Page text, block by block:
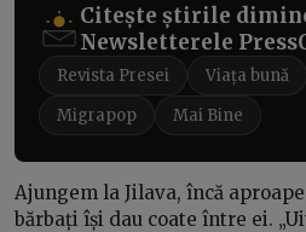
Citește știrile
Newsletterele
Revista Presei
Viața bună
Migrapop
Mai Bine
Ajungem la Jilava, încă
bărbați își dau coate între ei.